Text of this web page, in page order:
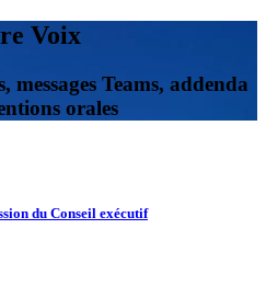
Voix
messages Teams, addenda
orales
du Conseil exécutif